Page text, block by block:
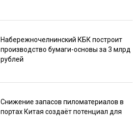
Набережночелнинский КБК построит
производство бумаги-основы за 3 млрд
рублей
Снижение запасов пиломатериалов в
портах Китая создаёт потенциал для